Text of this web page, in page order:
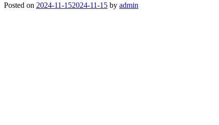
Posted on 2024-11-152024-11-15 by admin